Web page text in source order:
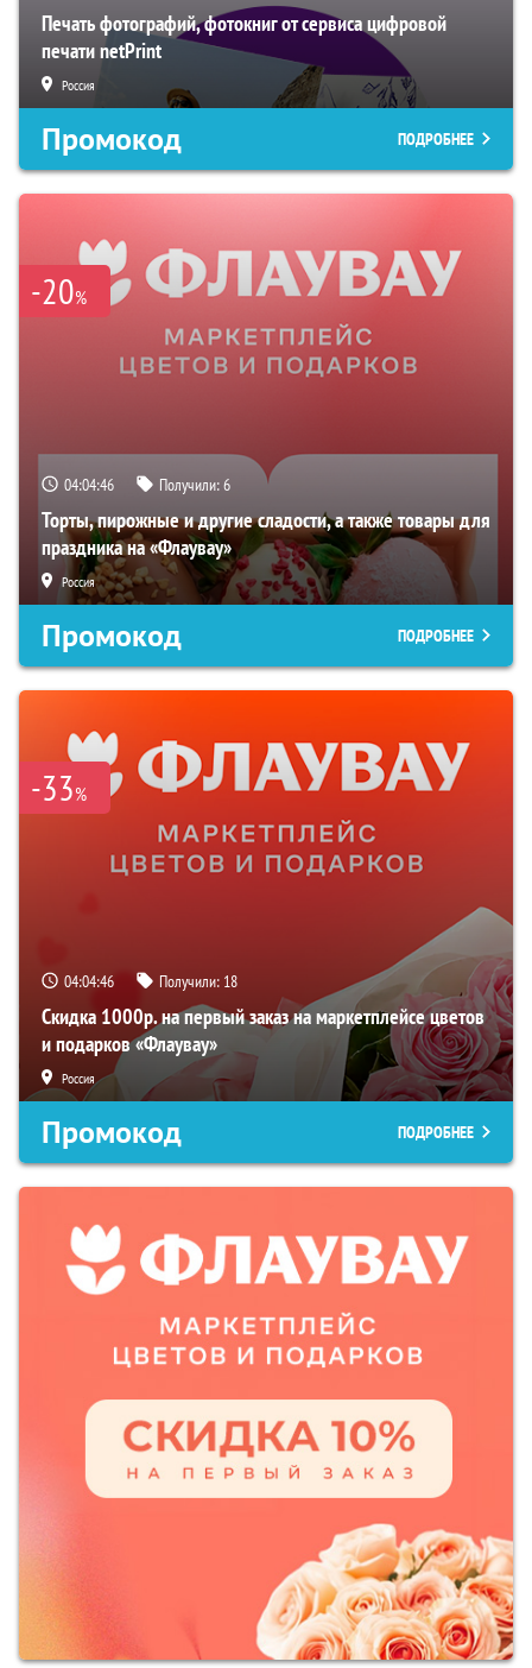
Печать фотографий, фотокниг от сервиса цифровой
печати netPrint
Россия
Промокод ПОДРОБНЕЕ
-20%
04:04:45 Получили:6
Торты, пирожные и другие сладости, а также товары для
праздника на «Флаувау»
Россия
Промокод ПОДРОБНЕЕ
-33%
04:04:45 Получили: 18
Скидка 1000р. на первый заказ на маркетплейсе цветов
и подарков «Флаувау»
Россия
Промокод ПОДРОБНЕЕ